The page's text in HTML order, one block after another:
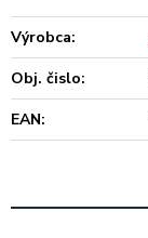
Výrobca:
Obj. čislo:
EAN: